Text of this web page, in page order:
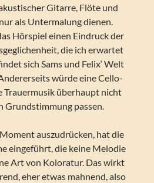
Gitarre, Flöte und
als Untermalung dienen.
Hörspiel einen Eindruck der
die ich erwartet
sich Sams und Felix‘ Welt
würde eine Cello-
Trauermusik überhaupt nicht
Grundstimmung passen.
auszudrücken, hat die
eingeführt, die keine Melodie
Art von Koloratur. Das wirkt
eher etwas mahnend, also